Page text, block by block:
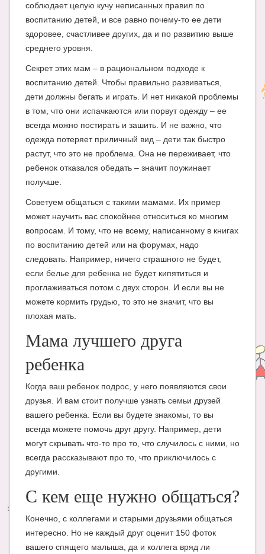
соблюдает целую кучу неписанных правил по
воспитанию детей, и все равно почему-то ее дети
здоровее, счастливее других, да и по развитию выше
среднего уровня.
Секрет этих мам – в рациональном подходе к
воспитанию детей. Чтобы правильно развиваться,
дети должны бегать и играть. И нет никакой проблемы
в том, что они испачкаются или порвут одежду – ее
всегда можно постирать и зашить. И не важно, что
одежда потеряет приличный вид – дети так быстро
растут, что это не проблема. Она не переживает, что
ребенок отказался обедать – значит поужинает
получше.
Советуем общаться с такими мамами. Их пример
может научить вас спокойнее относиться ко многим
вопросам. И тому, что не всему, написанному в книгах
по воспитанию детей или на форумах, надо
следовать. Например, ничего страшного не будет,
если белье для ребенка не будет кипятиться и
проглаживаться потом с двух сторон. И если вы не
можете кормить грудью, то это не значит, что вы
плохая мать.
Мама лучшего друга
ребенка
Когда ваш ребенок подрос, у него появляются свои
друзья. И вам стоит получше узнать семьи друзей
вашего ребенка. Если вы будете знакомы, то вы
всегда можете помочь друг другу. Например, дети
могут скрывать что-то про то, что случилось с ними, но
всегда рассказывают про то, что приключилось с
другими.
С кем еще нужно общаться?
Конечно, с коллегами и старыми друзьями общаться
интересно. Но не каждый друг оценит 150 фоток
вашего спящего малыша, да и коллега вряд ли